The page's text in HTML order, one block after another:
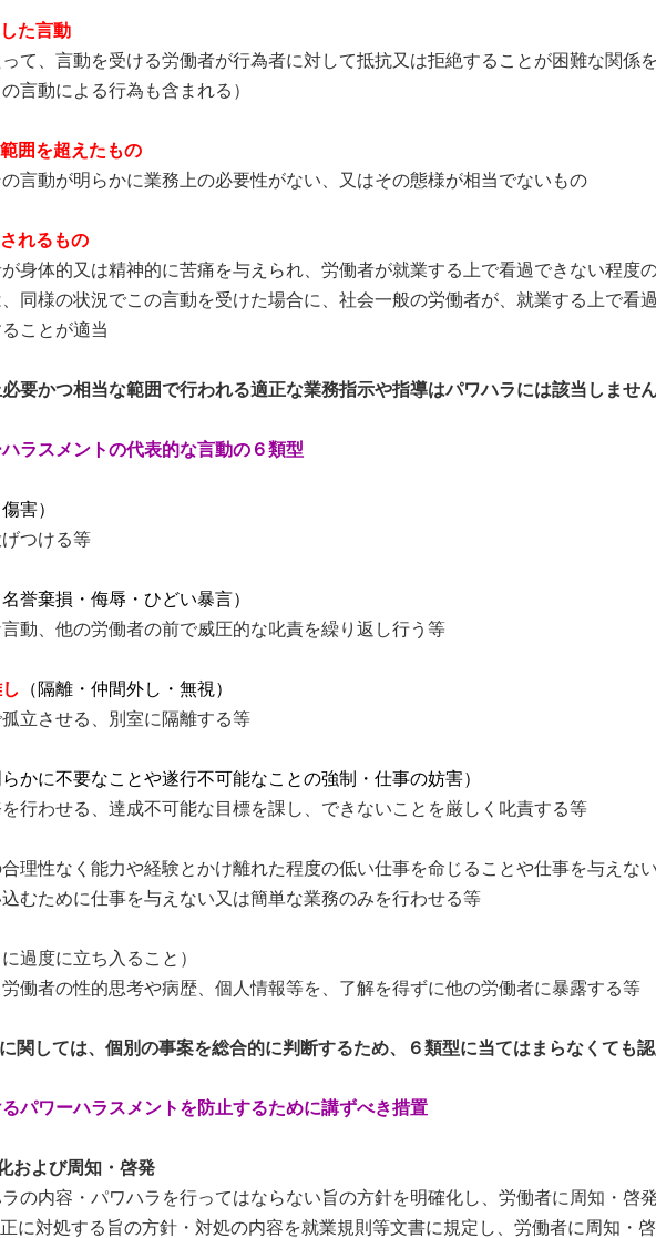
た言動
て、言動を受ける労働者が行為者に対して抵抗又は拒絶することが困難な関係
言動による行為も含まれる）
囲を超えたもの
言動が明らかに業務上の必要性がない、又はその態様が相当でないもの
れるもの
身体的又は精神的に苦痛を与えられ、労働者が就業する上で看過できない程度
同様の状況でこの言動を受けた場合に、社会一般の労働者が、就業する上で看
ことが適当
要かつ相当な範囲で行われる適正な業務指示や指導はパワハラには該当しませ
ラスメントの代表的な言動の６類型
害）
つける等
名誉棄損・侮辱・ひどい暴言）
動、他の労働者の前で威圧的な叱責を繰り返し行う等
（隔離・仲間外し・無視）
立させる、別室に隔離する等
らかに不要なことや遂行不可能なことの強制・仕事の妨害）
行わせる、達成不可能な目標を課し、できないことを厳しく叱責する等
合理性なく能力や経験とかけ離れた程度の低い仕事を命じることや仕事を与えな
むために仕事を与えない又は簡単な業務のみを行わせる等
過度に立ち入ること）
働者の性的思考や病歴、個人情報等を、了解を得ずに他の労働者に暴露する等
関しては、個別の事案を総合的に判断するため、６類型に当てはまらなくても
パワーハラスメントを防止するために講ずべき措置
および周知・啓発
内容・パワハラを行ってはならない旨の方針を明確化し、労働者に周知・啓
対処する旨の方針・対処の内容を就業規則等文書に規定し、労働者に周知・